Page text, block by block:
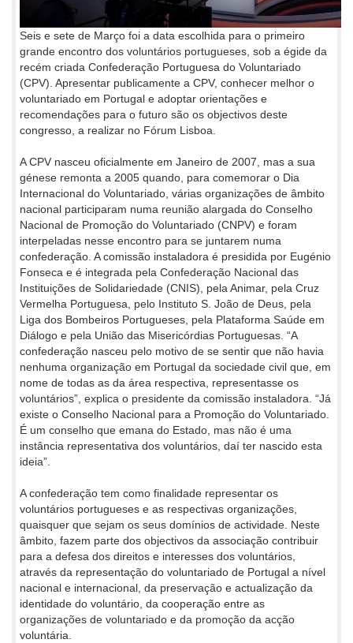
Seis e sete de Março foi a data escolhida para o primeiro
grande encontro dos voluntários portugueses, sob a égide da
recém criada Confederação Portuguesa do Voluntariado
(CPV). Apresentar publicamente a CPV, conhecer melhor o
voluntariado em Portugal e adoptar orientações e
recomendações para o futuro são os objectivos deste
congresso, a realizar no Fórum Lisboa.
A CPV nasceu oficialmente em Janeiro de 2007, mas a sua
génese remonta a 2005 quando, para comemorar o Dia
Internacional do Voluntariado, várias organizações de âmbito
nacional participaram numa reunião alargada do Conselho
Nacional de Promoção do Voluntariado (CNPV) e foram
interpeladas nesse encontro para se juntarem numa
confederação. A comissão instaladora é presidida por Eugénio
Fonseca e é integrada pela Confederação Nacional das
Instituições de Solidariedade (CNIS), pela Animar, pela Cruz
Vermelha Portuguesa, pelo Instituto S. João de Deus, pela
Liga dos Bombeiros Portugueses, pela Plataforma Saúde em
Diálogo e pela União das Misericórdias Portuguesas. “A
confederação nasceu pelo motivo de se sentir que não havia
nenhuma organização em Portugal da sociedade civil que, em
nome de todas as da área respectiva, representasse os
voluntários”, explica o presidente da comissão instaladora. “Já
existe o Conselho Nacional para a Promoção do Voluntariado.
É um conselho que emana do Estado, mas não é uma
instância representativa dos voluntários, daí ter nascido esta
ideia”.
A confederação tem como finalidade representar os
voluntários portugueses e as respectivas organizações,
quaisquer que sejam os seus domínios de actividade. Neste
âmbito, fazem parte dos objectivos da associação contribuir
para a defesa dos direitos e interesses dos voluntários,
através da representação do voluntariado de Portugal a nível
nacional e internacional, da preservação e actualização da
identidade do voluntário, da cooperação entre as
organizações de voluntariado e da promoção da acção
voluntária.